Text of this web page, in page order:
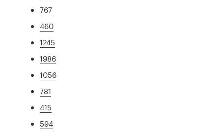
767
460
1245
1986
1056
781
415
594